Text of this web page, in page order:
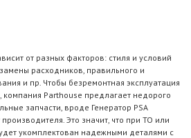
от разных факторов: стиля и условий
расходников, правильного и
и пр. Чтобы безремонтная эксплуатация
Parthouse предлагает недорого
запчасти, вроде Генератор PSA
Это значит, что при ТО или
укомплектован надежными деталями с